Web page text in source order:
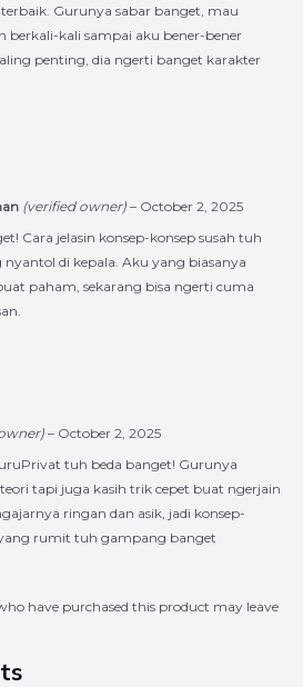
Gurunya sabar banget, mau
berkali-kali sampai aku bener-bener
penting, dia ngerti banget karakter
(verified owner) – October 2, 2025
Cara jelasin konsep-konsep susah tuh
di kepala. Aku yang biasanya
paham, sekarang bisa ngerti cuma
– October 2, 2025
tuh beda banget! Gurunya
tapi juga kasih trik cepet buat ngerjain
ringan dan asik, jadi konsep-
rumit tuh gampang banget
have purchased this product may leave